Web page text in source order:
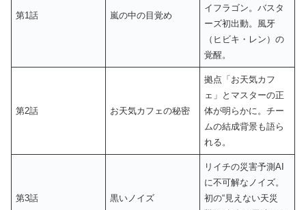
第1話 嵐の中の目覚め
イフラゴン。バスタ
ーズ初出動。風牙
（ヒビキ・レン）の
覚醒。
第2話 お天気カフェの秘密
拠点「お天気カフ
ェ」とマスターの正
体が明らかに。チー
ムの結成背景も語ら
れる。
第3話 黒いノイズ
リイチの災害予測AI
に不可解なノイズ。
初の“見えない天災